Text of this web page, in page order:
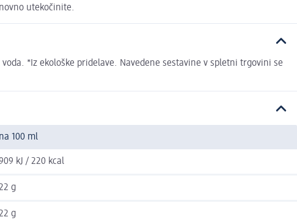
utekočinite.
*Iz ekološke pridelave. Navedene sestavine v spletni trgovini se
na 100 ml
kJ / 220 kcal
g
g